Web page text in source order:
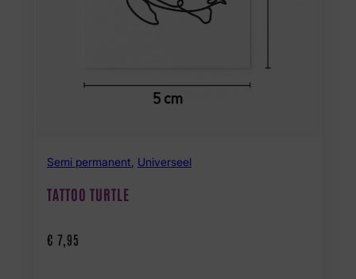
Semi permanent Universeel
TATTOO TURTLE
€ 7,95